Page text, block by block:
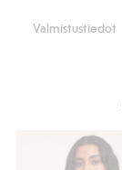
Valmistustiedot